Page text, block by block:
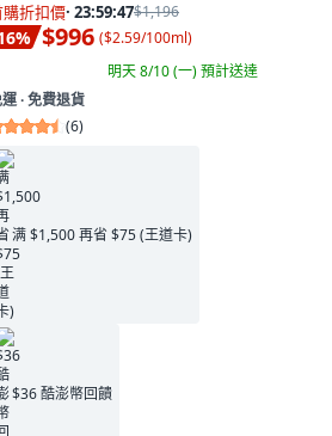
購折扣價· 23:59:45$1,196
% $996 ($2.59/100ml)
明天 8/10 (一)預計送達
∙ 免費退貨
(6)
满 $1,500 再省 $75 (王道卡)
$36 酷澎幣回饋